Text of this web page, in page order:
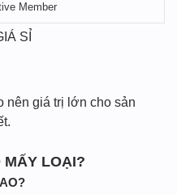
Member
SỈ
nên giá trị lớn cho sản
MẤY LOẠI?